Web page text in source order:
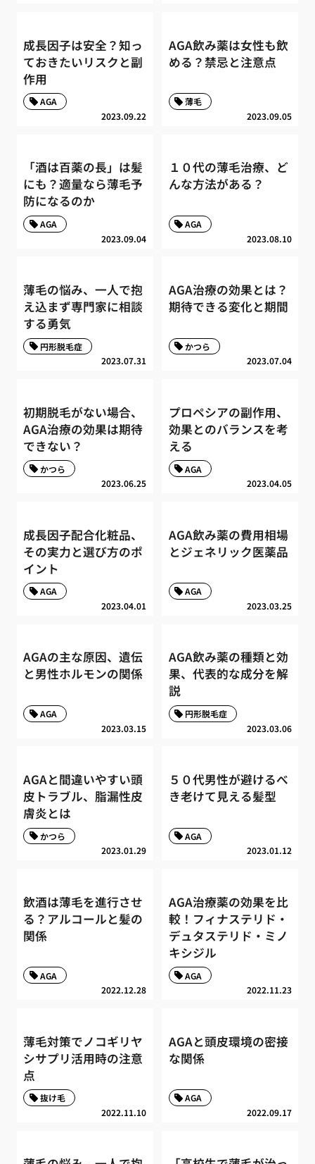
成長因子は安全？知っ
ておきたいリスクと副
作用
2023.09.22
AGA
AGA飲み薬は女性も飲
める？禁忌と注意点
2023.09.05
薄毛
「酒は百薬の長」は髪
にも？適量なら薄毛予
防になるのか
2023.09.04
AGA
１０代の薄毛治療、ど
んな方法がある？
2023.08.10
AGA
薄毛の悩み、一人で抱
え込まず専門家に相談
する勇気
2023.07.31
円形脱毛症
AGA治療の効果とは？
期待できる変化と期間
2023.07.04
かつら
初期脱毛がない場合、
AGA治療の効果は期待
できない？
2023.06.25
かつら
プロペシアの副作用、
効果とのバランスを考
える
2023.04.05
AGA
成長因子配合化粧品、
その実力と選び方のポ
イント
2023.04.01
AGA
AGA飲み薬の費用相場
とジェネリック医薬品
2023.03.25
AGA
AGAの主な原因、遺伝
と男性ホルモンの関係
2023.03.15
AGA
AGA飲み薬の種類と効
果、代表的な成分を解
説
2023.03.06
円形脱毛症
AGAと間違いやすい頭
皮トラブル、脂漏性皮
膚炎とは
2023.01.29
かつら
５０代男性が避けるべ
き老けて見える髪型
2023.01.12
AGA
飲酒は薄毛を進行させ
る？アルコールと髪の
関係
2022.12.28
AGA
AGA治療薬の効果を比
較！フィナステリド・
デュタステリド・ミノ
キシジル
2022.11.23
AGA
薄毛対策でノコギリヤ
シサプリ活用時の注意
点
2022.11.10
抜け毛
AGAと頭皮環境の密接
な関係
2022.09.17
AGA